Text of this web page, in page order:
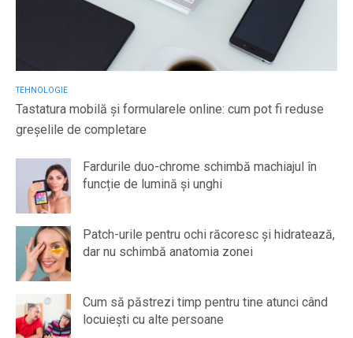
TEHNOLOGIE
Tastatura mobilă și formularele online: cum pot fi reduse
greșelile de completare
Fardurile duo-chrome schimbă machiajul în
funcție de lumină și unghi
Patch-urile pentru ochi răcoresc și hidratează,
dar nu schimbă anatomia zonei
Cum să păstrezi timp pentru tine atunci când
locuiești cu alte persoane